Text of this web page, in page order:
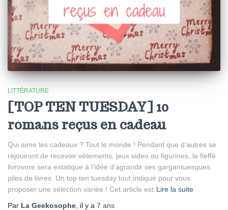
LITTÉRATURE
[TOP TEN TUESDAY] 10
romans reçus en cadeau
Qui aime les cadeaux ? Tout le monde ! Pendant que d’autres se
réjouiront de recevoir vêtements, jeux video ou figurines, le fieffé
livrovore sera extatique à l’idée d’agrandir ses gargantuesques
piles de livres. Un top ten tuesday tout indiqué pour vous
proposer une sélection variée ! Cet article est Lire la suite
Par La Geekosophe , il y a 7 ans